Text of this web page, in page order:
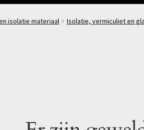
isolatie materiaal Isolatie, vermiculiet en